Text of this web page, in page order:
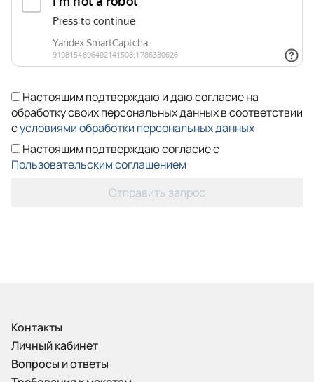
Настоящим подтверждаю и даю согласие на
обработку своих персональных данных в соответствии
сусловиями обработки персональных данных
Настоящим подтверждаю согласие с
Пользовательским соглашением
Отправить запрос
Контакты
Личный кабинет
Вопросы и ответы